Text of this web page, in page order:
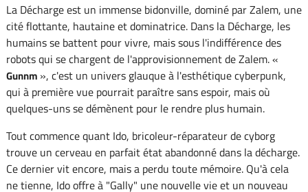
La Décharge est un immense bidonville, dominé par Zalem, une
cité flottante, hautaine et dominatrice. Dans la Décharge, les
humains se battent pour vivre, mais sous l'indifférence des
robots qui se chargent de l'approvisionnement de Zalem. «
Gunnm », c'est un univers glauque à l'esthétique cyberpunk,
qui à première vue pourrait paraître sans espoir, mais où
quelques-uns se démènent pour le rendre plus humain.
Tout commence quant Ido, bricoleur-réparateur de cyborg
trouve un cerveau en parfait état abandonné dans la décharge.
Ce dernier vit encore, mais a perdu toute mémoire. Qu'à cela
ne tienne, Ido offre à "Gally" une nouvelle vie et un nouveau